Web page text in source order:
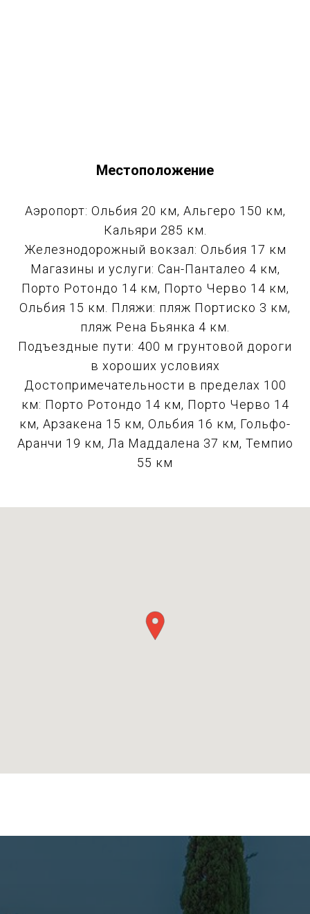
Местоположение
Аэропорт: Ольбия 20 км, Альгеро 150 км,
Кальяри 285 км.
Железнодорожный вокзал: Ольбия 17 км
Магазины и услуги: Сан-Панталео 4 км,
Порто Ротондо 14 км, Порто Черво 14 км,
Ольбия 15 км. Пляжи: пляж Портиско 3 км,
пляж Рена Бьянка 4 км.
Подъездные пути: 400 м грунтовой дороги
в хороших условиях
Достопримечательности в пределах 100
км: Порто Ротондо 14 км, Порто Черво 14
км, Арзакена 15 км, Ольбия 16 км, Гольфо-
Аранчи 19 км, Ла Маддалена 37 км, Темпио
55 км